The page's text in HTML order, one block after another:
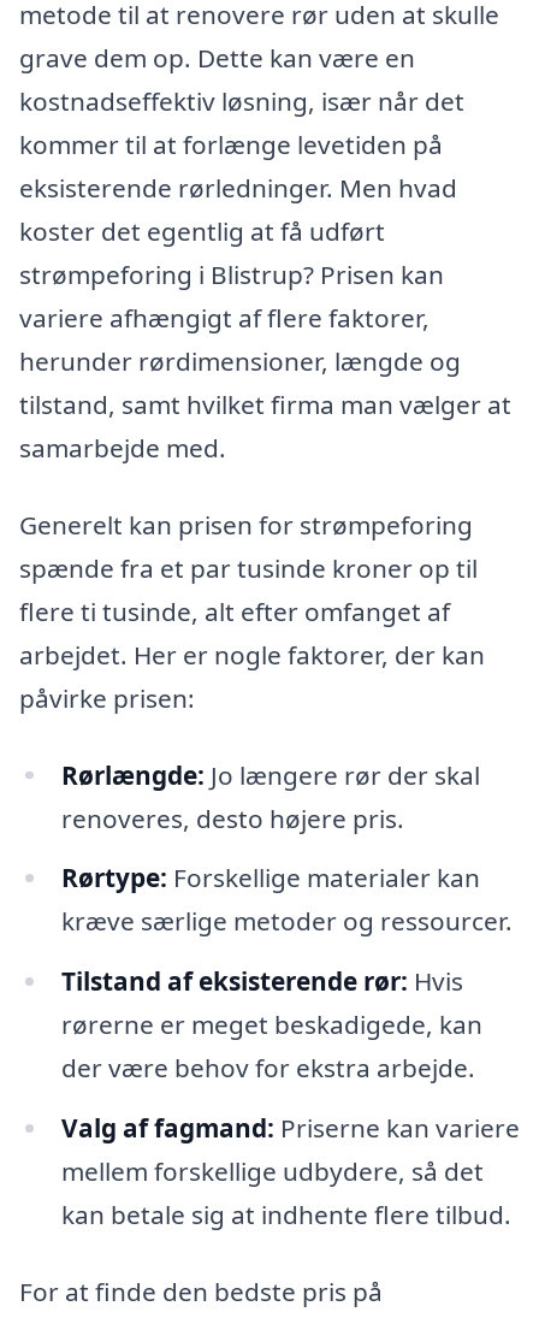
metode til at renovere rør uden at skulle
grave dem op. Dette kan være en
kostnadseffektiv løsning, især når det
kommer til at forlænge levetiden på
eksisterende rørledninger. Men hvad
koster det egentlig at få udført
strømpeforing i Blistrup? Prisen kan
variere afhængigt af flere faktorer,
herunder rørdimensioner, længde og
tilstand, samt hvilket firma man vælger at
samarbejde med.
Generelt kan prisen for strømpeforing
spænde fra et par tusinde kroner op til
flere ti tusinde, alt efter omfanget af
arbejdet. Her er nogle faktorer, der kan
påvirke prisen:
Rørlængde: Jo længere rør der skal
renoveres, desto højere pris.
Rørtype: Forskellige materialer kan
kræve særlige metoder og ressourcer.
Tilstand af eksisterende rør: Hvis
rørerne er meget beskadigede, kan
der være behov for ekstra arbejde.
Valg af fagmand: Priserne kan variere
mellem forskellige udbydere, så det
kan betale sig at indhente flere tilbud.
For at finde den bedste pris på